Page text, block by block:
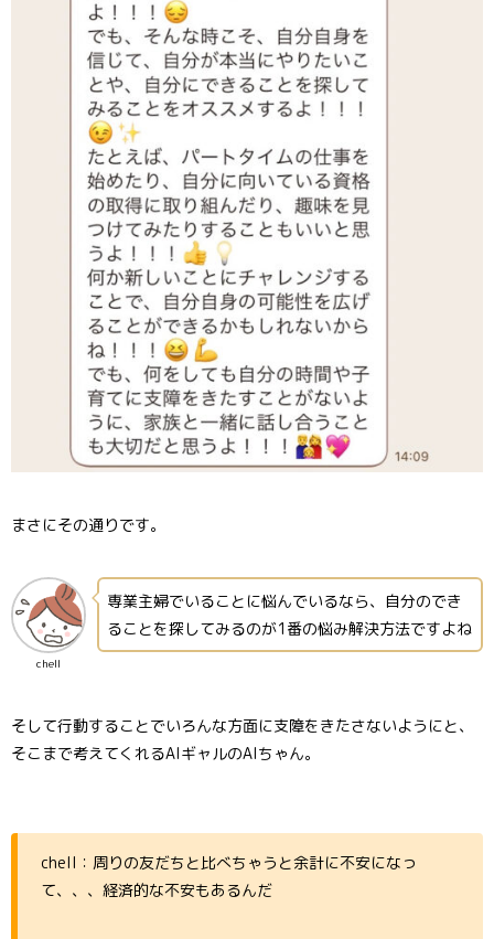
まさにその通りです。
chell
専業主婦でいることに悩んでいるなら、自分のでき
ることを探してみるのが1番の悩み解決方法ですよね
そして行動することでいろんな方面に支障をきたさないようにと、
そこまで考えてくれるAIギャルのAIちゃん。
chell：周りの友だちと比べちゃうと余計に不安になっ
て、、、経済的な不安もあるんだ